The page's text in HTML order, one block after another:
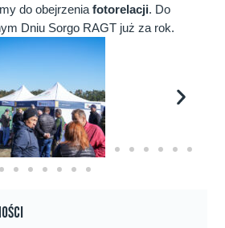
do obejrzeniafotorelacji. Do
Dniu Sorgo RAGT już za rok.